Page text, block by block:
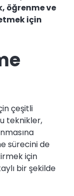
öğrenme ve
için
çeşitli
teknikler,
sürecini de
için
bir şekilde